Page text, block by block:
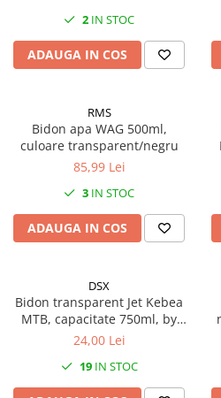
Transmisie & Accesorii
Accesorii Transmisie
Angrenaje
Ax Pedalier
Cuvete
Ghidaj/Întinzător Lanț
Monobloc
Pedale
Pinioane Față
Pinioane Spate
2 IN STOC
ADAUGA IN COS
RMS
Bidon apa WAG 500ml,
culoare transparent/negru
85,99 Lei
3 IN STOC
ADAUGA IN COS
DSX
Bidon transparent Jet Kebea
MTB, capacitate 750ml, by
Elite
24,00 Lei
19IN STOC